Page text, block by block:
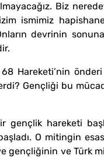
Biz
ismimiz
devrinin
Hareketi’nin
Gençliği bu
hareketi
O mitingin
gençliğinin ve Türk